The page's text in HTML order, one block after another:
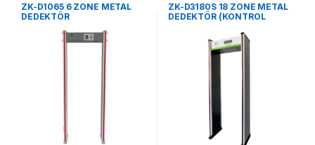
ZK-D1065 6 ZONE METAL
DEDEKTÖR
ZK-D3180S 18 ZONE METAL
DEDEKTÖR (KONTROL